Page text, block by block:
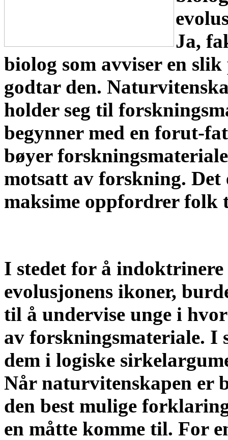
Ja,
biolog som avviser en
godtar den.
holder seg til
begynner med en forut-
bøyer
motsatt av forskning. Det
maksime oppfordrer folk
I stedet for å indoktrinere
evolusjonens ikoner,
til å undervise unge i
av forskningsmateriale. I
dem i logiske
Når naturvitenskapen er
den best mulige
en måtte komme til. For